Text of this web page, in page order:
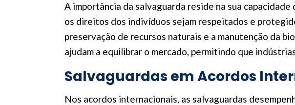
A importância da salvaguarda reside na sua
os direitos dos indivíduos sejam respeitados e
preservação de recursos naturais e a manutenção da
ajudam a equilibrar o mercado, permitindo que
Salvaguardas em Acordos
Nos acordos internacionais, as salvaguardas